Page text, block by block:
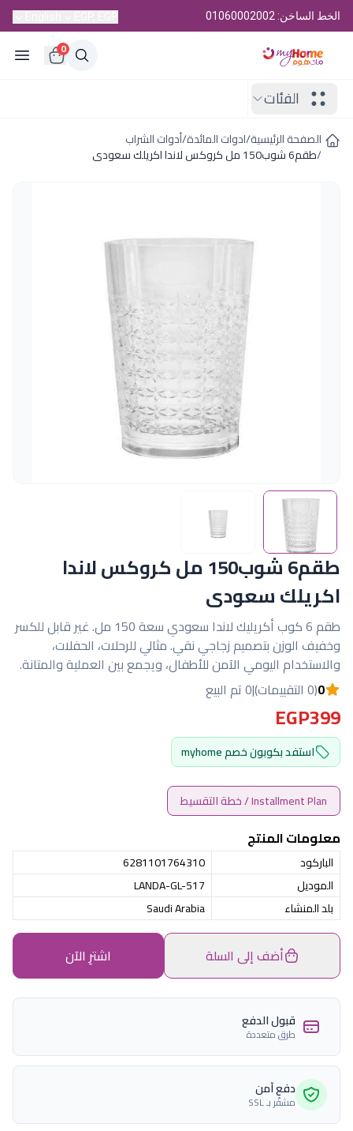
الخط الساخن: 01060002002
0
الفئات
الصفحة الرئيسية/ادوات المائدة/أدوات الشراب
/طقم6 شوب150 مل كروكس لاندا اكريلك سعودى
طقم6 شوب150 مل كروكس لاندا
اكريلك سعودى
طقم 6 كوب أكريليك لاندا سعودي سعة 150 مل. غير قابل للكسر
وخفيف الوزن بتصميم زجاجي نقي. مثالي للرحلات، الحفلات،
والاستخدام اليومي الآمن للأطفال، ويجمع بين العملية والمتانة.
0(0 التقييمات) |0 تم البيع
EGP399
استفد بكوبون خصم myhome
Installment Plan / خطة التقسيط
معلومات المنتج
الباركود
6281101764310
الموديل
LANDA-GL-517
بلد المنشاء
Saudi Arabia
أضف إلى السلة اشترِ الآن
قبول الدفع
طرق متعددة
دفع آمن
مشفّر بـ SSL